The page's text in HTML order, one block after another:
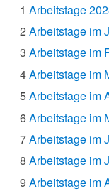
1 Arbeitstage
2 Arbeitstage im
3 Arbeitstage im
4Arbeitstage im
5Arbeitstage im
6Arbeitstage im
7Arbeitstage im
8 Arbeitstage im
9 Arbeitstage im